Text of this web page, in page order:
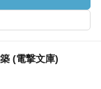
(電撃文庫)